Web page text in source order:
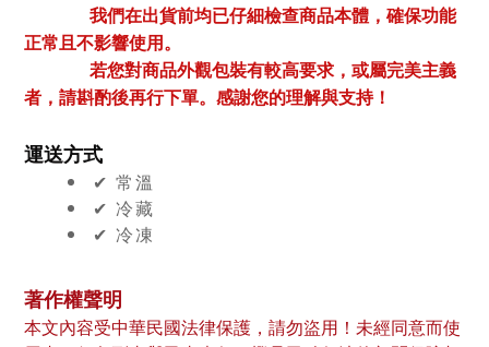
我們在出貨前均已仔細檢查商品本體，確保功能
正常且不影響使用。
若您對商品外觀包裝有較高要求，或屬完美主義
者，請斟酌後再行下單。感謝您的理解與支持！
運送方式
✔︎ 常溫
✔︎ 冷藏
✔︎ 冷凍
著作權聲明
本文內容受中華民國法律保護，請勿盜用！未經同意而使